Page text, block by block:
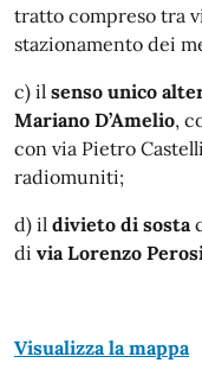
tratto compreso tra
stazionamento dei
c) il senso unico
Mariano D’Amelio,
con via Pietro
radiomuniti;
d) il divieto di sosta
di via Lorenzo
Visualizza la mappa